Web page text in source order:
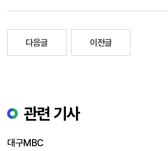
다음글 이전글
관련 기사
대구MBC